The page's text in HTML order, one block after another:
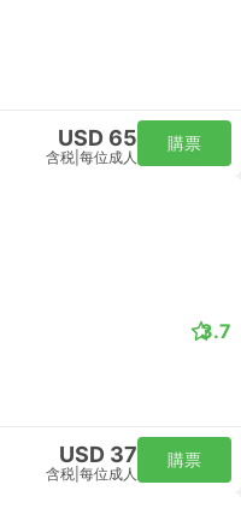
USD 65
含税 每位成人
購票
3.7
USD 37
含税 每位成人
購票